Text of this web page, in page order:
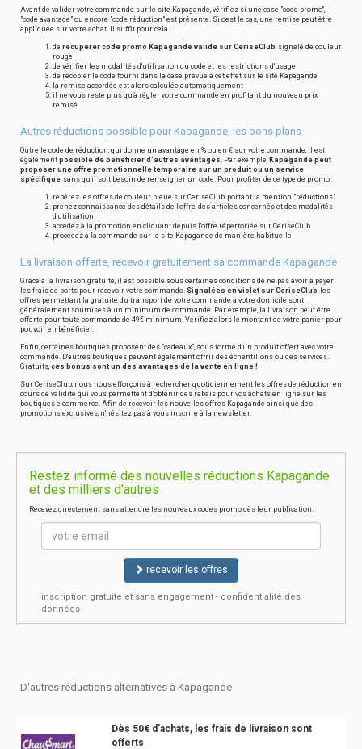
Avant de valider votre commande sur le site Kapagande, vérifiez si une case "code promo",
"code avantage" ou encore "code réduction" est présente. Si c'est le cas, une remise peut être
appliquée sur votre achat. Il suffit pour cela :
de récupérer code promo Kapagande valide sur CeriseClub, signalé de couleur
rouge
de vérifier les modalités d'utilisation du code et les restrictions d'usage
de recopier le code fourni dans la case prévue à cet effet sur le site Kapagande
la remise accordée est alors calculée automatiquement
il ne vous reste plus qu'à régler votre commande en profitant du nouveau prix
remisé
Autres réductions possible pour Kapagande, les bons plans
Outre le code de réduction, qui donne un avantage en % ou en € sur votre commande, il est
également possible de bénéficier d'autres avantages. Par exemple, Kapagande peut
proposer une offre promotionnelle temporaire sur un produit ou un service
spécifique, sans qu'il soit besoin de renseigner un code. Pour profiter de ce type de promo :
repérez les offres de couleur bleue sur CeriseClub, portant la mention "réductions"
prenez connaissance des détails de l'offre, des articles concernés et des modalités
d'utilisation
accédez à la promotion en cliquant depuis l'offre répertoriée sur CeriseClub
procédez à la commande sur le site Kapagande de manière habituelle
La livraison offerte, recevoir gratuitement sa commande Kapagande
Grâce à la livraison gratuite, il est possible sous certaines conditions de ne pas avoir à payer
les frais de ports pour recevoir votre commande. Signalées en violet sur CeriseClub, les
offres permettant la gratuité du transport de votre commande à votre domicile sont
généralement soumises à un minimum de commande. Par exemple, la livraison peut être
offerte pour toute commande de 49€ minimum. Vérifiez alors le montant de votre panier pour
pouvoir en bénéficier.
Enfin, certaines boutiques proposent des "cadeaux", sous forme d'un produit offert avec votre
commande. D'autres boutiques peuvent également offrir des échantillons ou des services.
Gratuits, ces bonus sont un des avantages de la vente en ligne !
Sur CeriseClub, nous nous efforçons à rechercher quotidiennement les offres de réduction en
cours de validité qui vous permettent d'obtenir des rabais pour vos achats en ligne sur les
boutiques e-commerce. Afin de recevoir les nouvelles offres Kapagande ainsi que des
promotions exclusives, n'hésitez pas à vous inscrire à la newsletter.
Restez informé des nouvelles réductions Kapagande
et des milliers d'autres
Recevez directement sans attendre les nouveaux codes promo dès leur publication.
recevoir les offres
inscription gratuite et sans engagement - confidentialité des
données
D'autres réductions alternatives à Kapagande
Dès 50€ d'achats, les frais de livraison sont
offerts